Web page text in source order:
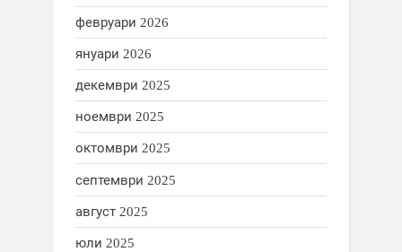
февруари 2026
януари 2026
декември 2025
ноември 2025
октомври 2025
септември 2025
август 2025
юли 2025